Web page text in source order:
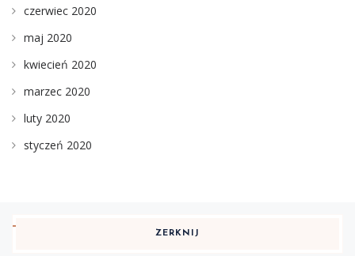
czerwiec 2020
maj 2020
kwiecień 2020
marzec 2020
luty 2020
styczeń 2020
ZERKNIJ